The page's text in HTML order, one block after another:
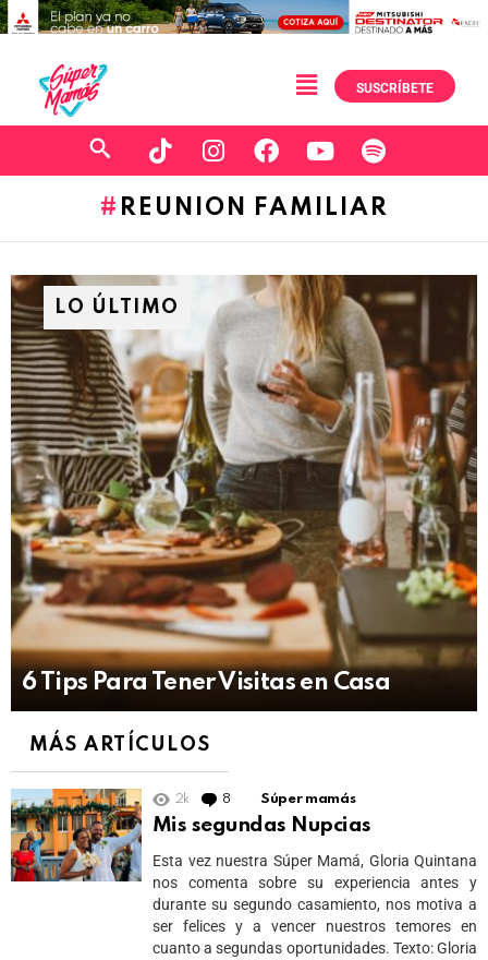
SUSCRÍBETE
REUNION FAMILIAR
LO ÚLTIMO
6 Tips Para Tener Visitas en Casa
MÁS ARTÍCULOS
2k 8 Comments
Súper mamás
Mis segundas Nupcias
Esta vez nuestra Súper Mamá, Gloria Quintana
nos comenta sobre su experiencia antes y
durante su segundo casamiento, nos motiva a
ser felices y a vencer nuestros temores en
cuanto a segundas oportunidades. Texto: Gloria